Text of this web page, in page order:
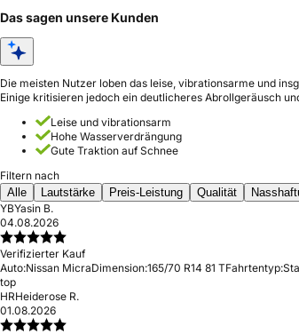
Das sagen unsere Kunden
Die meisten Nutzer loben das leise, vibrationsarme und
Einige kritisieren jedoch ein deutlicheres Abrollgeräusch
Leise und vibrationsarm
Hohe Wasserverdrängung
Gute Traktion auf Schnee
Filtern nach
Alle
Lautstärke Preis-Leistung Qualität
YBYasin B.
04.08.2026
Verifizierter Kauf
Auto:Nissan MicraDimension:165/70 R14 81 TFahrtentyp:
top
HRHeiderose R.
01.08.2026